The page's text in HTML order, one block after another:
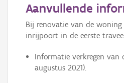
Aanvullende
Bij renovatie van de woning
inrijpoort in de eerste
Informatie verkregen van
augustus 2021).